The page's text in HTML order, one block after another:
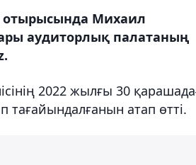
отырысында Михаил
аудиторлық палатаның
2022 жылғы 30
атап өтті.